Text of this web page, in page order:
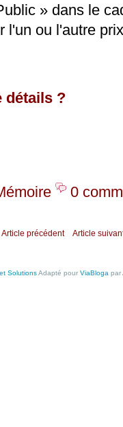
» dans le
l'un ou l'autre prix
détails ?
0
Article précédent Article
SolutionsAdapté pour ViaBloga par